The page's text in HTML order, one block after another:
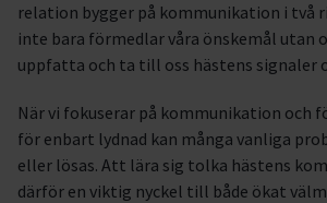
relation bygger på kommunikation i två
inte bara förmedlar våra önskemål utan
uppfatta och ta till oss hästens signaler
När vi fokuserar på kommunikation och
för enbart lydnad kan många vanliga
eller lösas. Att lära sig tolka hästens
därför en viktig nyckel till både ökat